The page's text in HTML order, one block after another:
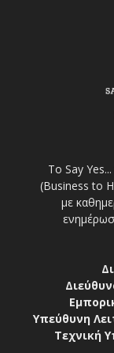
Το Say
(Business to
με
Υπεύθυνη
Τεχνική